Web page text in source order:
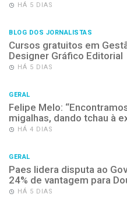
HÁ 5 DIAS
BLOG DOS JORNALISTAS
Cursos gratuitos em
Designer Gráfico Editorial
HÁ 5 DIAS
GERAL
Felipe Melo:
migalhas, dando tchau à
HÁ 4 DIAS
GERAL
Paes lidera disputa ao
24% de vantagem para
HÁ 5 DIAS